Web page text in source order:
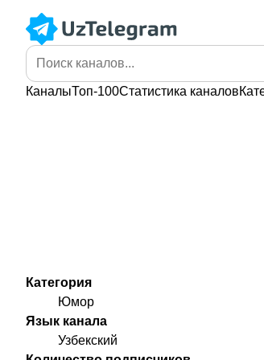
КаналыТоп-100Статистика каналов
Категория
Юмор
Язык канала
Узбекский